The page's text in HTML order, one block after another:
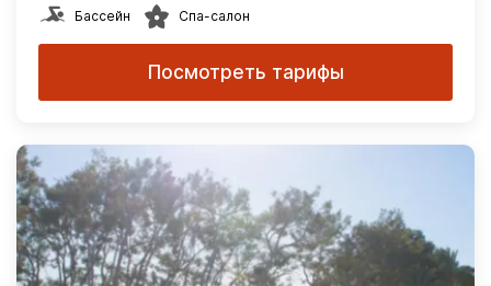
Бассейн
Спа-салон
Посмотреть тарифы